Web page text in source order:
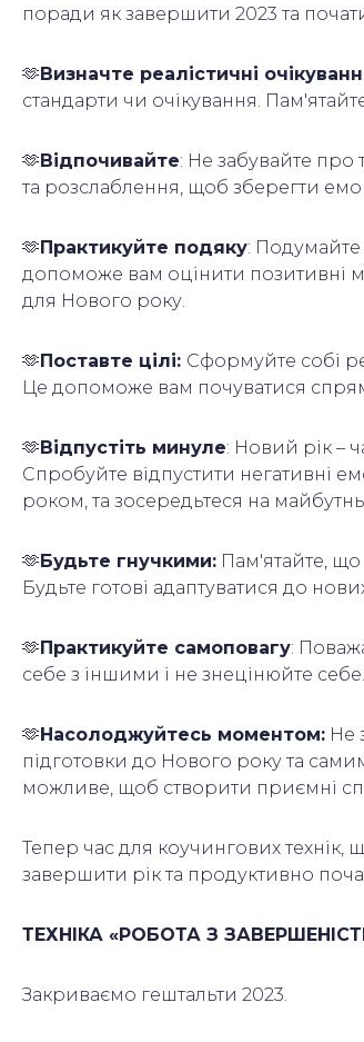
поради як завершити 2023 та
🫶Визначте реалістичні
стандарти чи очікування.
🫶Відпочивайте: Не забувайте про
та розслаблення, щоб зберегти
🫶Практикуйте подяку:
допоможе вам оцінити позитивні
для Нового року.
🫶Поставте цілі: Сформуйте собі
Це допоможе вам почуватися
🫶Відпустіть минуле: Новий рік –
Спробуйте відпустити негативні
роком, та зосередьтеся на
🫶Будьте гнучкими: Пам'ятайте,
Будьте готові адаптуватися до
🫶Практикуйте самоповагу:
себе з іншими і не знецінюйте себе.
🫶Насолоджуйтесь моментом: Не
підготовки до Нового року та
можливе, щоб створити приємні
Тепер час для коучингових технік,
завершити рік та продуктивно
ТЕХНІКА «РОБОТА З
Закриваємо гештальти 2023.